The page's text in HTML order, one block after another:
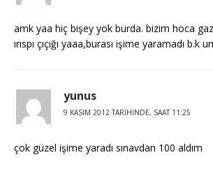
amk yaa hiç bişey yok burda. bizim hoca
ırıspı çıçığı yaaa,burası işime yaramadı b.k
yunus
9 KASIM 2012 TARIHINDE, SAAT 11:25
çok güzel işime yaradı sınavdan 100 aldım